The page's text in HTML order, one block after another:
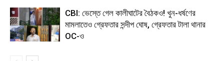
CBI: ভেস্তে গেল কালীঘাটের বৈঠকও! খুন-ধর্ষণের
মামলাতেও গ্রেফতার সন্দীপ ঘোষ, গ্রেফতার টালা থানার
OC-ও